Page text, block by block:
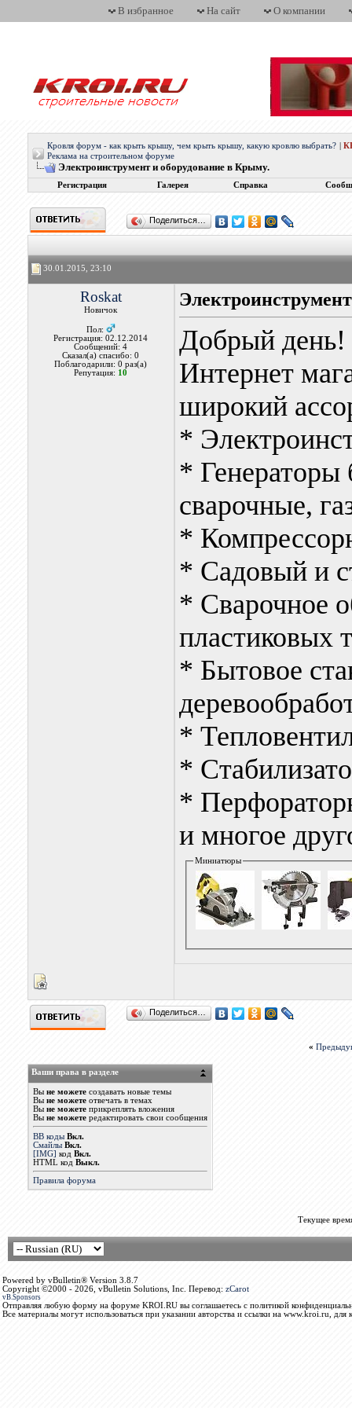
В избранное На сайт О компании
Кровля форум - как крыть крышу, чем крыть крышу, какую кровлю выбрать?
Реклама на строительном форуме
Электроинструмент и оборудование в Крыму.
Регистрация Галерея Справка
Поделиться…
30.01.2015, 23:10
Roskat
Новичок
Пол:
Регистрация: 02.12.2014
Сообщений: 4
Сказал(а) спасибо: 0
Поблагодарили: 0 раз(а)
Репутация: 10
Добрый день!
Интернет
широкий
*
* Генераторы
сварочные,
*
* Садовый и
* Сварочное
пластиковых
* Бытовое
*
*
*
и многое
Миниатюры
Поделиться…
«
Ваши права в разделе
Вы не можетесоздавать новые темы
Вы не можетеотвечать в темах
Вы не можетеприкреплять вложения
Вы не можетередактировать свои сообщения
BB коды Вкл.
Смайлы Вкл.
[IMG] код Вкл.
HTML код Выкл.
Правила форума
Текущее
Powered by vBulletin® Version 3.8.7
Copyright ©2000 - 2026, vBulletin Solutions, Inc. Перевод: zCarot
vB.Sponsors
Отправляя любую форму на форуме KROI.RU вы соглашаетесь с политикой
Все материалы могут использоваться при указании авторства и ссылки на www.kroi.ru, для